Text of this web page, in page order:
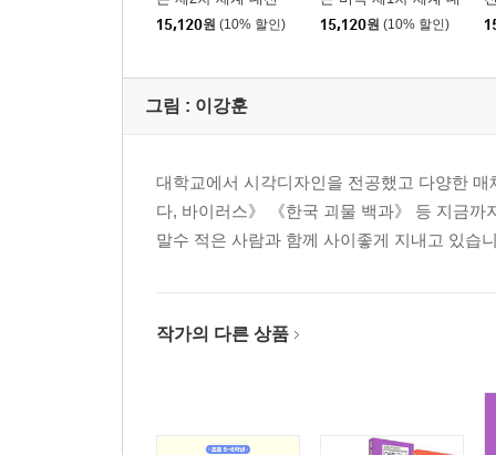
15,120원 (10% 할인)
전
15,120원 (10% 할인)
그림 : 이강훈
대학교에서 시각디자인을 전공했고 다양한
다, 바이러스》 《한국 괴물 백과》 등 지금
말수 적은 사람과 함께 사이좋게 지내고 있습
작가의 다른 상품